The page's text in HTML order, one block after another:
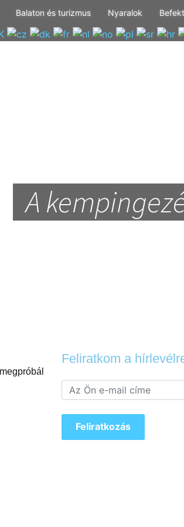
Balaton és turizmus Nyaralok
A
Feliratkom a